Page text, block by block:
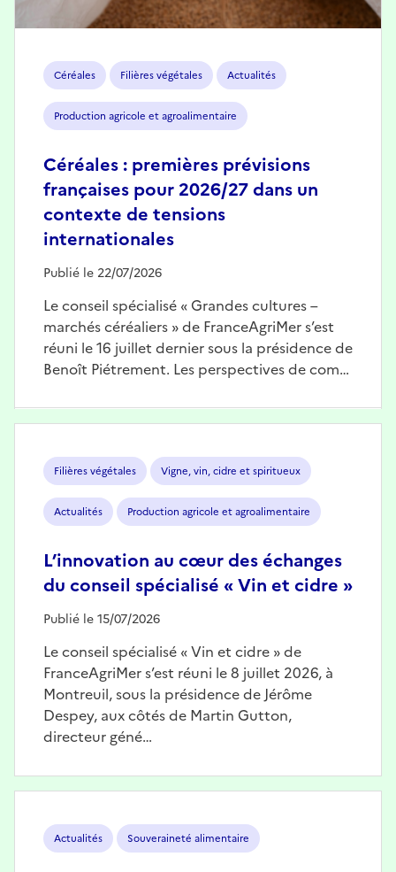
Céréales Filières végétales Actualités
Production agricole et agroalimentaire
Céréales : premières prévisions
françaises pour 2026/27 dans un
contexte de tensions
internationales
Publié le 22/07/2026
Le conseil spécialisé « Grandes cultures –
marchés céréaliers » de FranceAgriMer s’est
réuni le 16 juillet dernier sous la présidence de
Benoît Piétrement. Les perspectives de com…
Filières végétales Vigne, vin, cidre et spiritueux
Actualités Production agricole et agroalimentaire
L’innovation au cœur des échanges
du conseil spécialisé « Vin et cidre »
Publié le 15/07/2026
Le conseil spécialisé « Vin et cidre » de
FranceAgriMer s’est réuni le 8 juillet 2026, à
Montreuil, sous la présidence de Jérôme
Despey, aux côtés de Martin Gutton,
directeur géné…
Actualités Souveraineté alimentaire